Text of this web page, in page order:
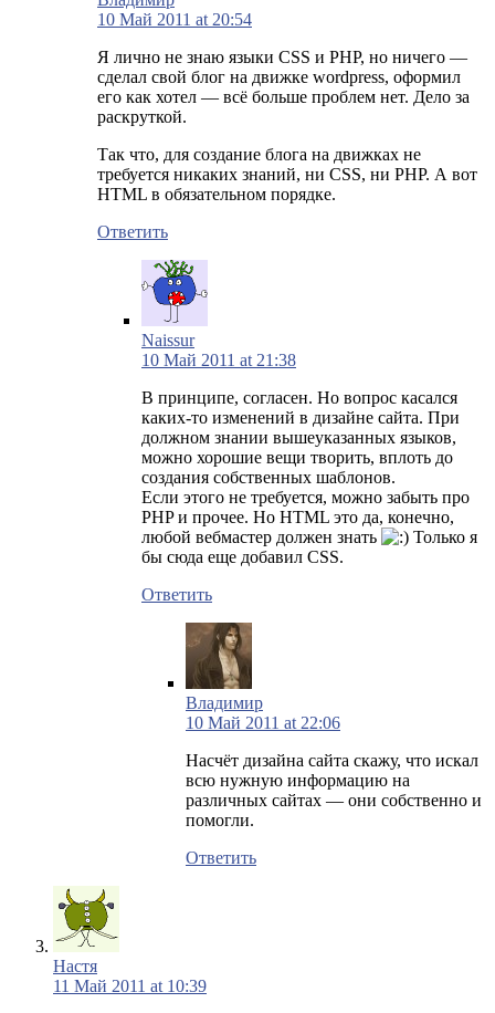
10 Май 2011 at 20:54
Я лично не знаю языки CSS и PHP, но ничего —
сделал свой блог на движке wordpress, оформил
его как хотел — всё больше проблем нет. Дело за
раскруткой.
Так что, для создание блога на движках не
требуется никаких знаний, ни CSS, ни PHP. А вот
HTML в обязательном порядке.
Ответить
Naissur
10 Май 2011 at 21:38
В принципе, согласен. Но вопрос касался
каких-то изменений в дизайне сайта. При
должном знании вышеуказанных языков,
можно хорошие вещи творить, вплоть до
создания собственных шаблонов.
Если этого не требуется, можно забыть про
PHP и прочее. Но HTML это да, конечно,
любой вебмастер должен знать
Только я
бы сюда еще добавил CSS.
Ответить
Владимир
10 Май 2011 at 22:06
Насчёт дизайна сайта скажу, что искал
всю нужную информацию на
различных сайтах — они собственно и
помогли.
Ответить
Настя
11 Май 2011 at 10:39